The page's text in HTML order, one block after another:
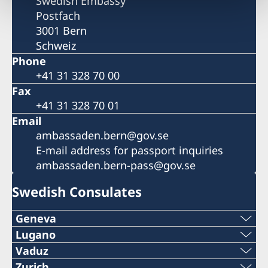
Postfach
3001 Bern
Schweiz
Phone
+41 31 328 70 00
Fax
+41 31 328 70 01
Email
ambassaden.bern@gov.se
E-mail address for passport inquiries
ambassaden.bern-pass@gov.se
Swedish Consulates
Geneva
Tel:
+41 22 322 16 92
Lugano
Phone:
Vaduz